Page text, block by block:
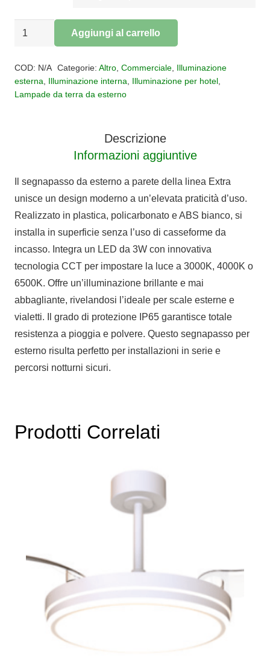
Segnapasso
EXTRA
IP65
Aggiungi al carrello
COD: N/A Categorie: Altro, Commerciale, Illuminazione
esterna
Illuminazione interna Illuminazione per hotel
Lampade da terra da esterno
Descrizione
Informazioni aggiuntive
Il segnapasso da esterno a parete della linea Extra
unisce un design moderno a un’elevata praticità d’uso.
Realizzato in plastica, policarbonato e ABS bianco, si
installa in superficie senza l’uso di casseforme da
incasso. Integra un LED da 3W con innovativa
tecnologia CCT per impostare la luce a 3000K, 4000K o
6500K. Offre un’illuminazione brillante e mai
abbagliante, rivelandosi l’ideale per scale esterne e
vialetti. Il grado di protezione IP65 garantisce totale
resistenza a pioggia e polvere. Questo segnapasso per
esterno risulta perfetto per installazioni in serie e
percorsi notturni sicuri.
Prodotti Correlati